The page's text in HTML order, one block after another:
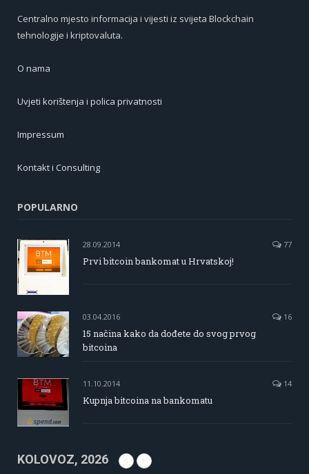
Centralno mjesto informacija i vijesti iz svijeta Blockchain
tehnologije i kriptovaluta.
O nama
Uvjeti korištenja i polica privatnosti
Impressum
Kontakt i Consulting
POPULARNO
28.09.2014 77
Prvi bitcoin bankomat u Hrvatskoj!
03.04.2016 16
15 načina kako da dođete do svog prvog
bitcoina
11.10.2014 14
Kupnja bitcoina na bankomatu
KOLOVOZ, 2026